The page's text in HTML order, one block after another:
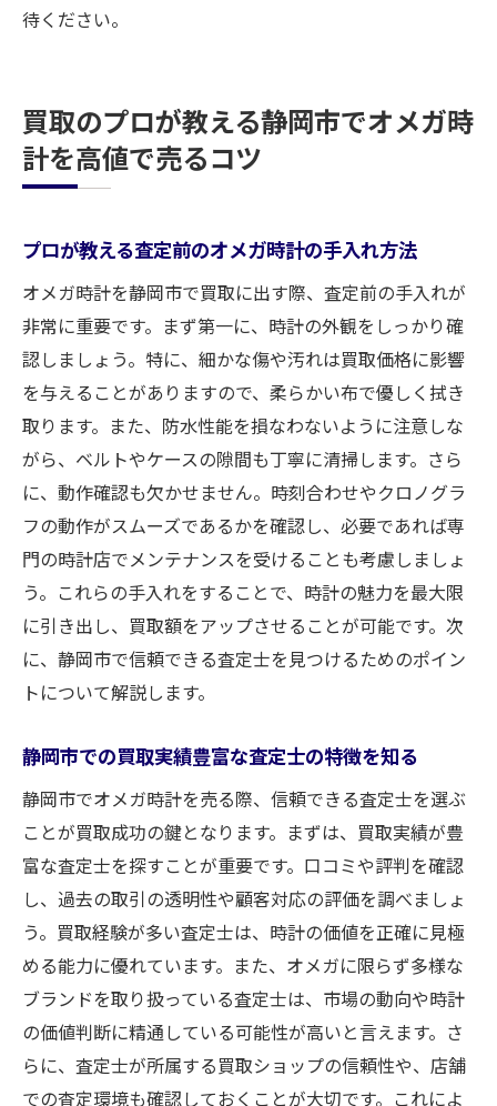
待ください。
買取のプロが教える静岡市でオメガ時
計を高値で売るコツ
プロが教える査定前のオメガ時計の手入れ方法
オメガ時計を静岡市で買取に出す際、査定前の手入れが
非常に重要です。まず第一に、時計の外観をしっかり確
認しましょう。特に、細かな傷や汚れは買取価格に影響
を与えることがありますので、柔らかい布で優しく拭き
取ります。また、防水性能を損なわないように注意しな
がら、ベルトやケースの隙間も丁寧に清掃します。さら
に、動作確認も欠かせません。時刻合わせやクロノグラ
フの動作がスムーズであるかを確認し、必要であれば専
門の時計店でメンテナンスを受けることも考慮しましょ
う。これらの手入れをすることで、時計の魅力を最大限
に引き出し、買取額をアップさせることが可能です。次
に、静岡市で信頼できる査定士を見つけるためのポイン
トについて解説します。
静岡市での買取実績豊富な査定士の特徴を知る
静岡市でオメガ時計を売る際、信頼できる査定士を選ぶ
ことが買取成功の鍵となります。まずは、買取実績が豊
富な査定士を探すことが重要です。口コミや評判を確認
し、過去の取引の透明性や顧客対応の評価を調べましょ
う。買取経験が多い査定士は、時計の価値を正確に見極
める能力に優れています。また、オメガに限らず多様な
ブランドを取り扱っている査定士は、市場の動向や時計
の価値判断に精通している可能性が高いと言えます。さ
らに、査定士が所属する買取ショップの信頼性や、店舗
での査定環境も確認しておくことが大切です。これによ